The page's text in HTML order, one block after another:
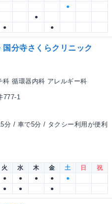
●
●
● ●
国分寺さくらクリニック
循環器内科 アレルギー科
777-1
分 / 車で5分 / タクシー利用が便利
火 水 木 金 土 日
祝
● ● ● ●
●
● ● ●